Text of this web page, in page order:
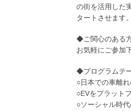
の街を活用した
タートさせます
◆ご関心のある
お気軽にご参加
◆プログラムテ
○日本での車離
○EVをプラット
○ソーシャル時